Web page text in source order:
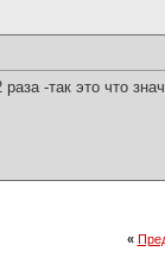
-так это что
«